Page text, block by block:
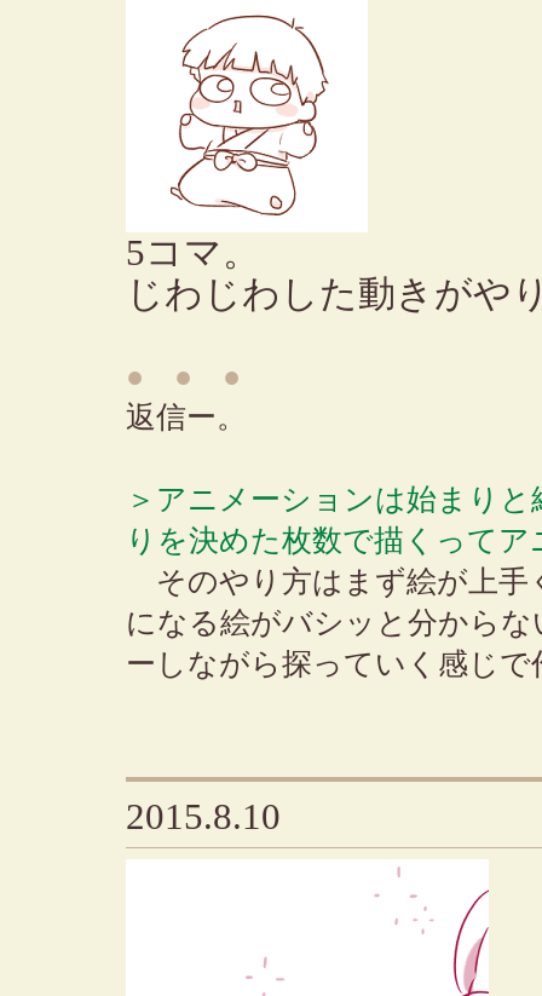
5コマ。
じわじわした動きがや
● ● ●
返信ー。
＞アニメーションは始まり
りを決めた枚数で描くって
そのやり方はまず絵が上手
になる絵がバシッと分から
ーしながら探っていく感じ
2015.8.10